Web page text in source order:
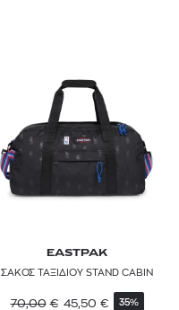
EASTPAK
ΣΑΚΟΣ ΤΑΞΙΔΙΟΥ STAND CABIN
70,00 € 45,50 € 35%